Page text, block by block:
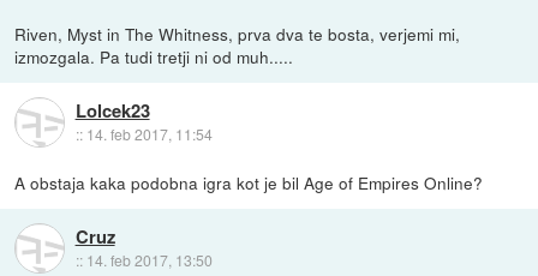
Riven, Myst in The Whitness, prva dva te bosta, verjemi mi,
izmozgala. Pa tudi tretji ni od muh.....
Lolcek23
:: 14. feb 2017, 11:54
A obstaja kaka podobna igra kot je bil Age of Empires Online?
Cruz
:: 14. feb 2017, 13:50